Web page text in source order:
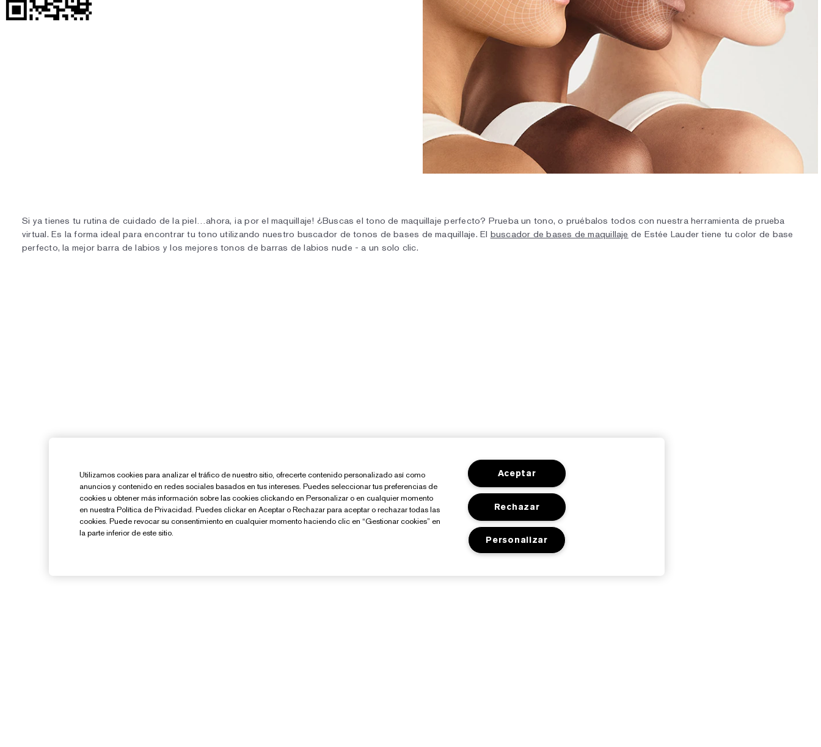
Si ya tienes tu rutina de cuidado de la piel…ahora, ¡a por el maquillaje! ¿Buscas el tono de maquillaje perfecto? Prueba un tono, o pruébalos todos con nuestra herramienta de prueba
virtual. Es la forma ideal para encontrar tu tono utilizando nuestro buscador de tonos de bases de maquillaje. El buscador de bases de maquillaje de Estée Lauder tiene tu color de base
perfecto, la mejor barra de labios y los mejores tonos de barras de labios nude - a un solo clic.
Utilizamos cookies para analizar el tráfico de nuestro sitio, ofrecerte contenido personalizado así como
anuncios y contenido en redes sociales basados en tus intereses. Puedes seleccionar tus preferencias de
cookies u obtener más información sobre las cookies clickando en Personalizar o en cualquier momento
en nuestra Política de Privacidad. Puedes clickar en Aceptar o Rechazar para aceptar o rechazar todas las
cookies. Puede revocar su consentimiento en cualquier momento haciendo clic en “Gestionar cookies” en
la parte inferior de este sitio.
Aceptar
Rechazar
Personalizar